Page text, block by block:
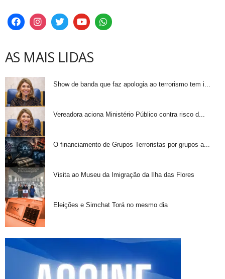
AS MAIS LIDAS
Show de banda que faz apologia ao terrorismo tem i...
Vereadora aciona Ministério Público contra risco d...
O financiamento de Grupos Terroristas por grupos a...
Visita ao Museu da Imigração da Ilha das Flores
Eleições e Simchat Torá no mesmo dia